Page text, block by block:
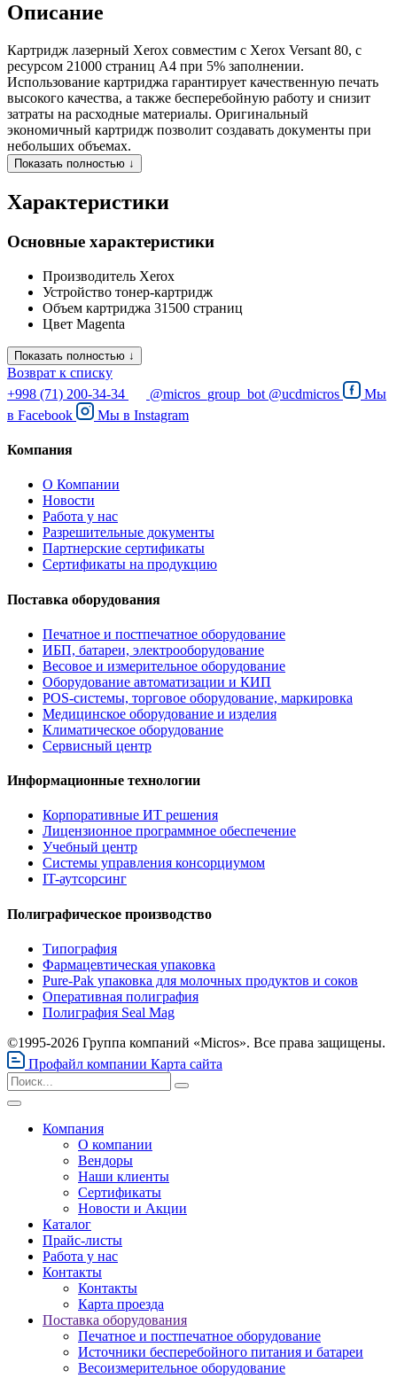
Описание
Картридж лазерный Xerox совместим с Xerox Versant 80, с
ресурсом 21000 страниц А4 при 5% заполнении.
Использование картриджа гарантирует качественную печать
высокого качества, а также бесперебойную работу и снизит
затраты на расходные материалы. Оригинальный
экономичный картридж позволит создавать документы при
небольших объемах.
Показать полностью ↓
Характеристики
Основные характеристики
Производитель Xerox
Устройство тонер-картридж
Объем картриджа 31500 страниц
Цвет Magenta
Показать полностью ↓
Возврат к списку
+998 (71) 200-34-34
@micros_group_bot @ucdmicros
Мы
в Facebook Мы в Instagram
Компания
О Компании
Новости
Работа у нас
Разрешительные документы
Партнерские сертификаты
Сертификаты на продукцию
Поставка оборудования
Печатное и постпечатное оборудование
ИБП, батареи, электрооборудование
Весовое и измерительное оборудование
Оборудование автоматизации и КИП
POS-системы, торговое оборудование, маркировка
Медицинское оборудование и изделия
Климатическое оборудование
Сервисный центр
Информационные технологии
Корпоративные ИТ решения
Лицензионное программное обеспечение
Учебный центр
Системы управления консорциумом
IT-аутсорсинг
Полиграфическое производство
Типография
Фармацевтическая упаковка
Pure-Pak упаковка для молочных продуктов и соков
Оперативная полиграфия
Полиграфия Seal Mag
©1995-2026 Группа компаний «Micros». Все права защищены.
Профайл компании Карта сайта
Компания
О компании
Вендоры
Наши клиенты
Сертификаты
Новости и Акции
Каталог
Прайс-листы
Работа у нас
Контакты
Контакты
Карта проезда
Поставка оборудования
Печатное и постпечатное оборудование
Источники бесперебойного питания и батареи
Весоизмерительное оборудование